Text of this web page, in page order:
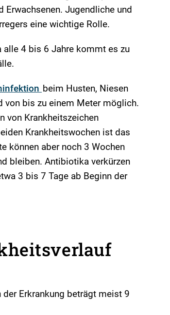
Jugendliche und
eine wichtige Rolle.
alle 4 bis 6 Jahre kommt es zu
beim Husten, Niesen
von bis zu einem Meter möglich.
von Krankheitszeichen
Krankheitswochen ist das
können aber noch 3 Wochen
bleiben. Antibiotika verkürzen
3 bis 7 Tage ab Beginn der
Erkrankung beträgt meist 9